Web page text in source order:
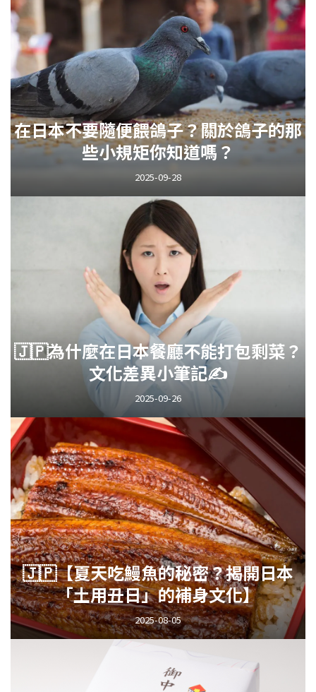
在日本不要隨便餵鴿子？關於鴿子的那
些小規矩你知道嗎？
2025-09-28
🇯🇵為什麼在日本餐廳不能打包剩菜？
文化差異小筆記✍️
2025-09-26
🇯🇵【夏天吃鰻魚的秘密？揭開日本
「土用丑日」的補身文化】
2025-08-05